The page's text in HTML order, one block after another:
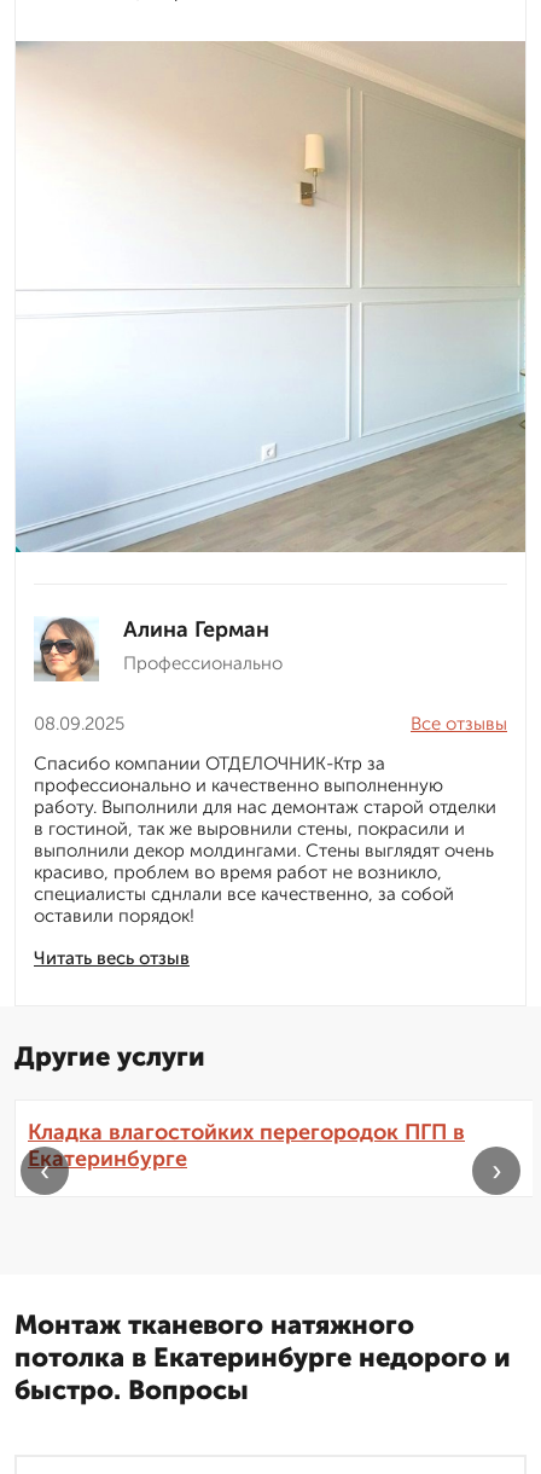
Алина Герман
Профессионально
08.09.2025
Читать весь отзыв
Все отзывы
Спасибо компании ОТДЕЛОЧНИК-Ктр за
профессионально и качественно выполненную
работу. Выполнили для нас демонтаж старой отделки
в гостиной, так же выровнили стены, покрасили и
выполнили декор молдингами. Стены выглядят очень
красиво, проблем во время работ не возникло,
специалисты сднлали все качественно, за собой
оставили порядок!
Другие услуги
Кладка влагостойких перегородок ПГП в
Екатеринбурге
‹ ›
Монтаж тканевого натяжного
потолка в Екатеринбурге недорого и
быстро. Вопросы